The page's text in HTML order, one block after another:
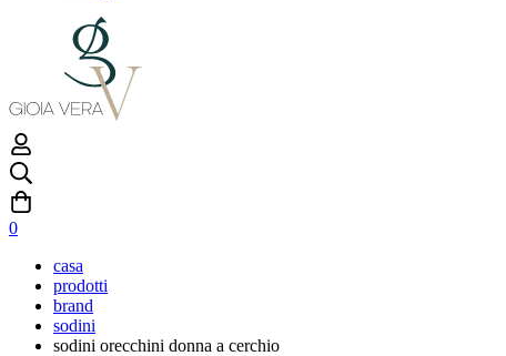
0
casa
prodotti
brand
sodini
sodini orecchini donna a cerchio